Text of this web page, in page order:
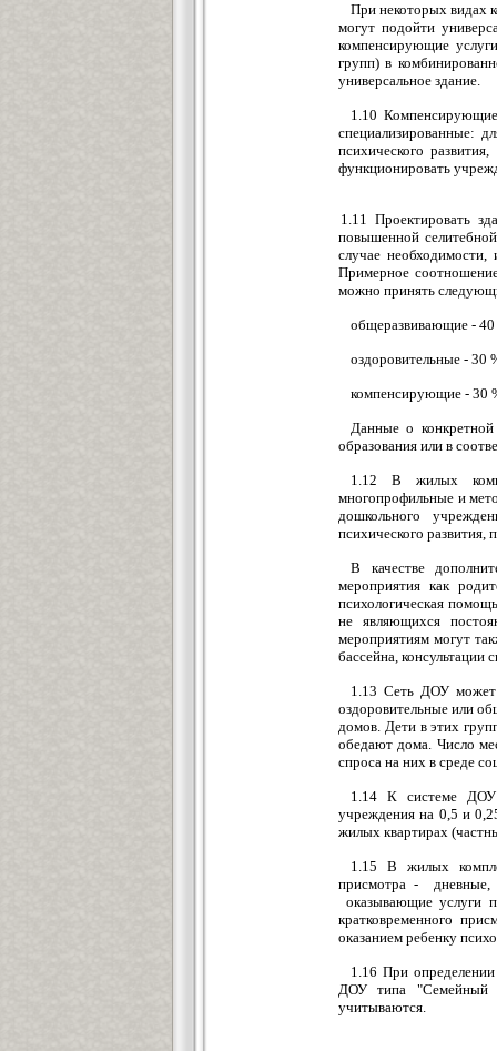
При некоторых видах
могут подойти
компенсирующие
групп) в
универсальное здание.
1.10
специализированные:
психического
функционировать
1.11 Проектировать
повышенной
случае
Примерное
можно принять
общеразвивающие -
оздоровительные - 30
компенсирующие - 30
Данные о
образования или в
1.12 В жилых
многопрофильные и
дошкольного
психического развития,
В качестве
мероприятия как
психологическая
не являющихся
мероприятиям могут
бассейна,
1.13 Сеть ДОУ может
оздоровительные или
домов. Дети в этих
обедают дома. Число
спроса на них в среде
1.14 К системе ДОУ
учреждения на 0,5 и
жилых квартирах
1.15 В жилых
присмотра - дневные,
оказывающие услуги
кратковременного
оказанием ребенку
1.16 При
ДОУ типа "Семейный
учитываются.